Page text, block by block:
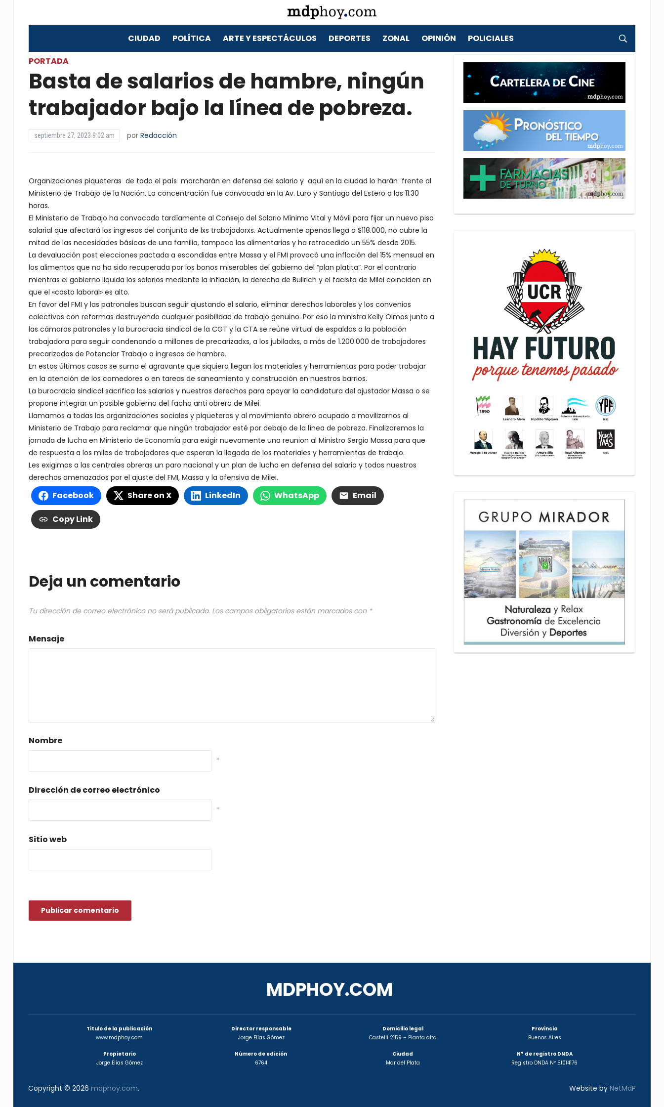
CIUDAD POLÍTICA ARTE Y ESPECTÁCULOS DEPORTES ZONAL OPINIÓN
POLICIALES
PORTADA
Basta de salarios de hambre, ningún
trabajador bajo la línea de pobreza.
septiembre 27, 2023 9:02 am por Redacción
Organizaciones piqueteras de todo el país marcharán en defensa del salario y aquí en la ciudad lo harán frente al
Ministerio de Trabajo de la Nación. La concentración fue convocada en la Av. Luro y Santiago del Estero a las 11.30
horas.
El Ministerio de Trabajo ha convocado tardíamente al Consejo del Salario Mínimo Vital y Móvil para fijar un nuevo piso
salarial que afectará los ingresos del conjunto de lxs trabajadorxs. Actualmente apenas llega a $118.000, no cubre la
mitad de las necesidades básicas de una familia, tampoco las alimentarias y ha retrocedido un 55% desde 2015.
La devaluación post elecciones pactada a escondidas entre Massa y el FMI provocó una inflación del 15% mensual en
los alimentos que no ha sido recuperada por los bonos miserables del gobierno del “plan platita”. Por el contrario
mientras el gobierno liquida los salarios mediante la inflación, la derecha de Bullrich y el facista de Milei coinciden en
que el «costo laboral» es alto.
En favor del FMI y las patronales buscan seguir ajustando el salario, eliminar derechos laborales y los convenios
colectivos con reformas destruyendo cualquier posibilidad de trabajo genuino. Por eso la ministra Kelly Olmos junto a
las cámaras patronales y la burocracia sindical de la CGT y la CTA se reúne virtual de espaldas a la población
trabajadora para seguir condenando a millones de precarizadxs, a los jubiladxs, a más de 1.200.000 de trabajadores
precarizados de Potenciar Trabajo a ingresos de hambre.
En estos últimos casos se suma el agravante que siquiera llegan los materiales y herramientas para poder trabajar
en la atención de los comedores o en tareas de saneamiento y construcción en nuestros barrios.
La burocracia sindical sacrifica los salarios y nuestros derechos para apoyar la candidatura del ajustador Massa o se
propone integrar un posible gobierno del facho anti obrero de Milei.
Llamamos a todas las organizaciones sociales y piqueteras y al movimiento obrero ocupado a movilizarnos al
Ministerio de Trabajo para reclamar que ningún trabajador esté por debajo de la línea de pobreza. Finalizaremos la
jornada de lucha en Ministerio de Economía para exigir nuevamente una reunion al Ministro Sergio Massa para que
de respuesta a los miles de trabajadores que esperan la llegada de los materiales y herramientas de trabajo.
Les exigimos a las centrales obreras un paro nacional y un plan de lucha en defensa del salario y todos nuestros
derechos amenazados por el ajuste del FMI, Massa y la ofensiva de Milei.
Facebook Share on X LinkedIn WhatsApp Email
Copy Link
Deja un comentario
Tu dirección de correo electrónico no será publicada. Los campos obligatorios están marcados con *
Mensaje
Nombre
*
Dirección de correo electrónico
*
Sitio web
MDPHOY.COM
Titulo de la publicación
www.mdphoy.com
Propietario
Jorge Elías Gómez
Director responsable
Jorge Elías Gómez
Número de edición
6764
Domicilio legal
Castelli 2159 – Planta alta
Ciudad
Mar del Plata
Provincia
Buenos Aires
N° de registro DNDA
Registro DNDA Nº 51014176
Copyright © 2026 mdphoy.com. Website byNetMdP